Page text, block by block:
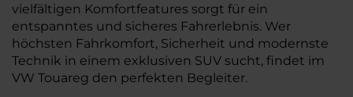
vielfältigen Komfortfeatures sorgt für ein
entspanntes und sicheres Fahrerlebnis. Wer
höchsten Fahrkomfort, Sicherheit und modernste
Technik in einem exklusiven SUV sucht, findet im
VW Touareg den perfekten Begleiter.